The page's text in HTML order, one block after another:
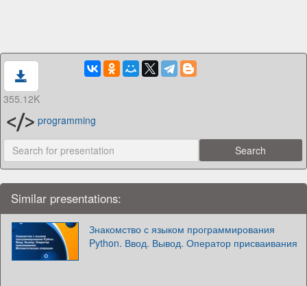
355.12K
programming
Similar presentations:
Знакомство с языком программирования
Python. Ввод. Вывод. Оператор присваивания